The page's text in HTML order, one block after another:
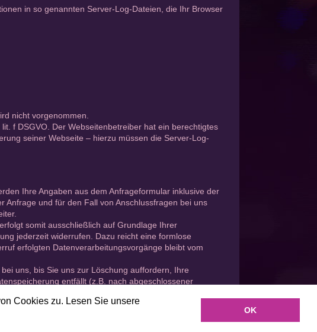
Cookies zu. Lesen Sie unsere
OK
in so genannten Server-Log-Dateien, die Ihr Browser
nicht vorgenommen.
f DSGVO. Der Webseitenbetreiber hat ein berechtigtes
seiner Webseite – hierzu müssen die Server-Log-
Ihre Angaben aus dem Anfrageformular inklusive der
und für den Fall von Anschlussfragen bei uns
somit ausschließlich auf Grundlage Ihrer
jederzeit widerrufen. Dazu reicht eine formlose
erfolgten Datenverarbeitungsvorgänge bleibt vom
uns, bis Sie uns zur Löschung auffordern, Ihre
entfällt (z.B. nach abgeschlossener